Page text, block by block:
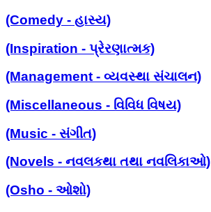
(Comedy - હાસ્ય)
(Inspiration - પ્રેરણાત્મક)
(Management - વ્યવસ્થા સંચાલન)
(Miscellaneous - વિવિધ વિષય)
(Music - સંગીત)
(Novels - નવલકથા તથા નવલિકાઓ)
(Osho - ઓશો)